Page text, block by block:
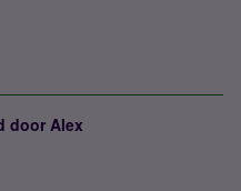
door Alex